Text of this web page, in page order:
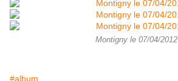
Montigny le 07/04/2012
#album